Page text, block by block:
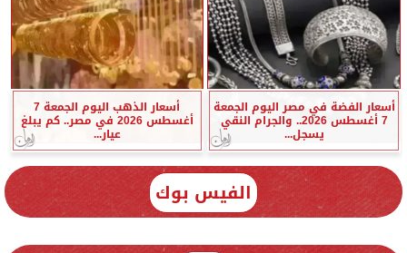
أسعار الفضة في مصر اليوم الجمعة
7 أغسطس 2026.. والجرام النقي
يسجل...
أسعار الذهب اليوم الجمعة 7
أغسطس 2026 في مصر.. كم يبلغ
عيار...
الفيس بوك